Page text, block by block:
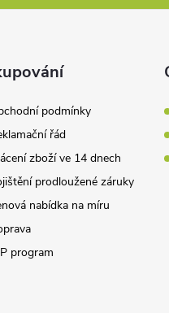
podmínky
řád
zboží ve 14 dnech
prodloužené záruky
nabídka na míru
program